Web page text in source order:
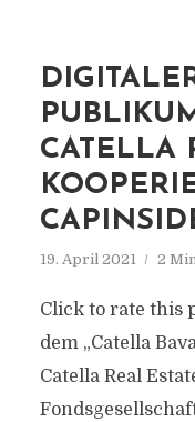
CATELLA
19. April 2021 2
Click to rate this
dem „Catella
Catella Real